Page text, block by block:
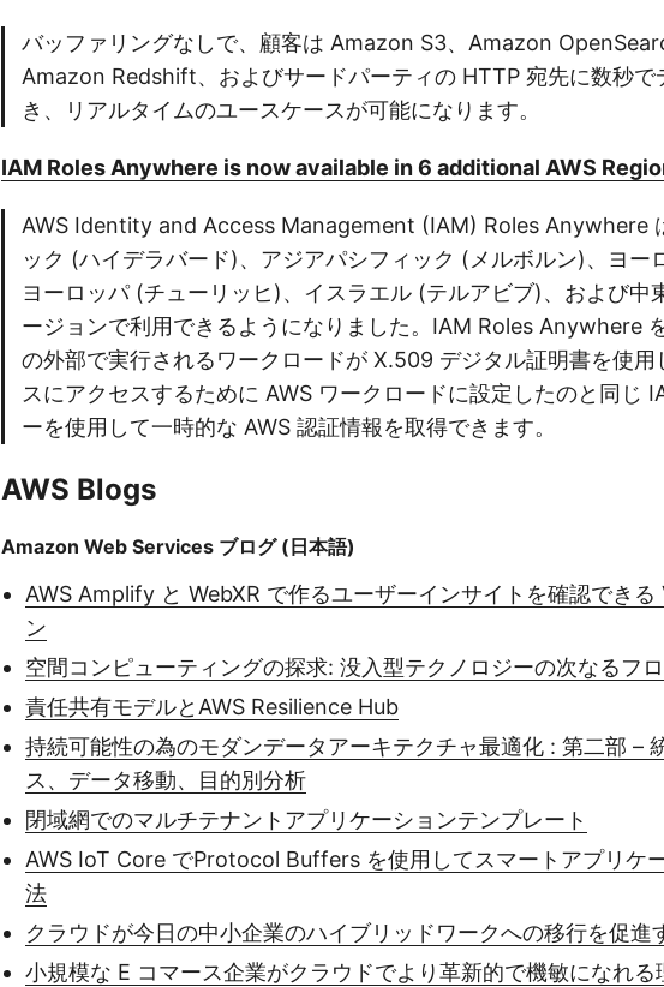
バッファリングなしで、顧客は Amazon S3、Amazon
Amazon Redshift、およびサードパーティの HTTP 宛先に数秒で
き、リアルタイムのユースケースが可能になります。
IAM Roles Anywhere is now available in 6 additional AWS
AWS Identity and Access Management (IAM) Roles Anywhere
ック (ハイデラバード)、アジアパシフィック (メルボルン)、ヨー
ヨーロッパ (チューリッヒ)、イスラエル (テルアビブ)、および中
ージョンで利用できるようになりました。IAM Roles Anywhere
の外部で実行されるワークロードが X.509 デジタル証明書を使用
スにアクセスするために AWS ワークロードに設定したのと同じ
ーを使用して一時的な AWS 認証情報を取得できます。
AWS Blogs
Amazon Web Services ブログ (日本語)
AWS Amplify と WebXR で作るユーザーインサイトを確認できる
ン
空間コンピューティングの探求: 没入型テクノロジーの次なるフ
責任共有モデルとAWS Resilience Hub
持続可能性の為のモダンデータアーキテクチャ最適化 : 第二部 –
ス、データ移動、目的別分析
閉域網でのマルチテナントアプリケーションテンプレート
AWS IoT Core でProtocol Buffers を使用してスマートアプリケ
法
クラウドが今日の中小企業のハイブリッドワークへの移行を促進
小規模な E コマース企業がクラウドでより革新的で機敏になれる